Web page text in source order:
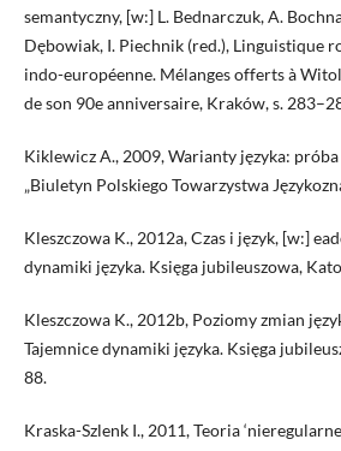
semantyczny, [w:] L. Bednarczuk, A.
Dębowiak, I. Piechnik (red.), Linguistique
indo-européenne. Mélanges offerts à
de son 90e anniversaire, Kraków, s.
Kiklewicz A., 2009, Warianty języka:
„Biuletyn Polskiego Towarzystwa
Kleszczowa K., 2012a, Czas i język, [w:]
dynamiki języka. Księga jubileuszowa,
Kleszczowa K., 2012b, Poziomy zmian
Tajemnice dynamiki języka. Księga
88.
Kraska-Szlenk I., 2011, Teoria